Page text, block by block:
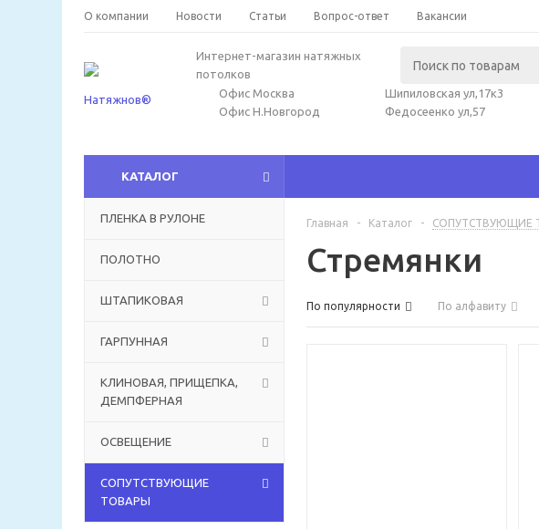
О компании Новости Статьи Вопрос-ответ Вакансии
Интернет-магазин натяжных
потолков
Офис Москва
Офис Н.Новгород
Шипиловская ул,17к3
Федосеенко ул,57
КАТАЛОГ
ПЛЕНКА В РУЛОНЕ
ПОЛОТНО
ШТАПИКОВАЯ
ГАРПУННАЯ
КЛИНОВАЯ, ПРИЩЕПКА,
ДЕМПФЕРНАЯ
ОСВЕЩЕНИЕ
СОПУТСТВУЮЩИЕ
ТОВАРЫ
Главная - Каталог - СОПУТСТВУЮЩИЕ
Стремянки
По популярности По алфавиту